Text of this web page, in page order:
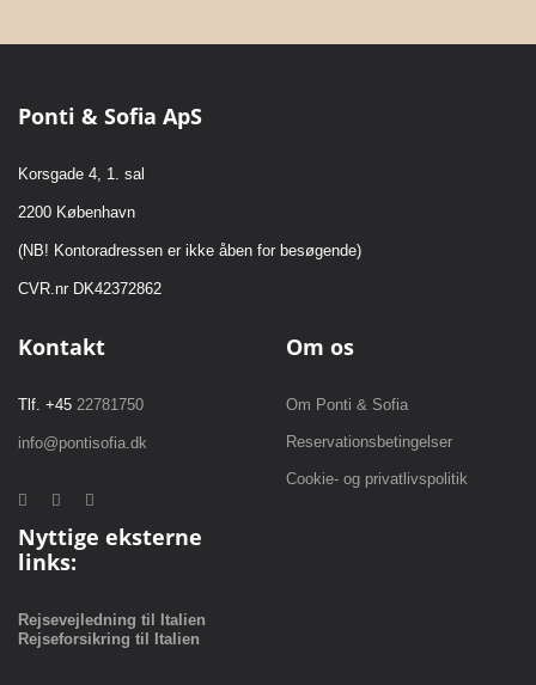
Ponti & Sofia ApS
Korsgade 4, 1. sal
2200 København
(NB! Kontoradressen er ikke åben for besøgende)
CVR.nr DK42372862
Kontakt
Tlf. +45 22781750
info@pontisofia.dk
Om os
Om Ponti & Sofia
Reservationsbetingelser
Cookie- og privatlivspolitik
Nyttige eksterne
links:
Rejsevejledning til Italien
Rejseforsikring til Italien